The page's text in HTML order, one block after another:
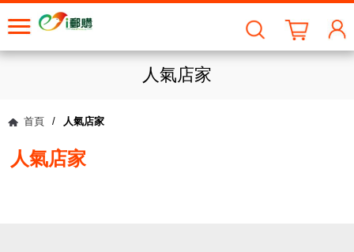
人氣店家
首頁 / 人氣店家
人氣店家